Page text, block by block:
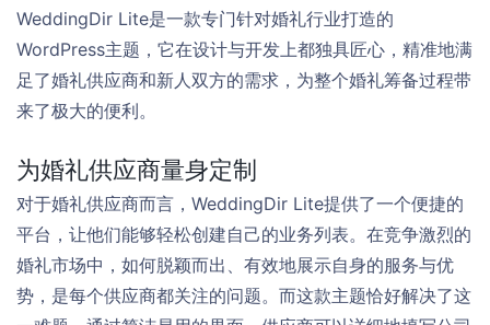
WeddingDir Lite是一款专门针对婚礼行业打造的
WordPress主题，它在设计与开发上都独具匠心，精准地满
足了婚礼供应商和新人双方的需求，为整个婚礼筹备过程带
来了极大的便利。
为婚礼供应商量身定制
对于婚礼供应商而言，WeddingDir Lite提供了一个便捷的
平台，让他们能够轻松创建自己的业务列表。在竞争激烈的
婚礼市场中，如何脱颖而出、有效地展示自身的服务与优
势，是每个供应商都关注的问题。而这款主题恰好解决了这